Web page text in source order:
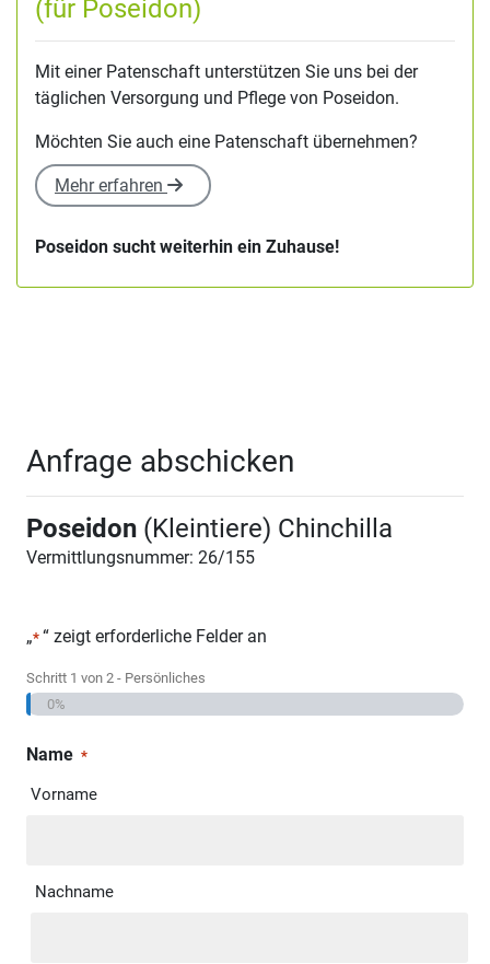
(für Poseidon)
Mit einer Patenschaft unterstützen Sie uns bei der
täglichen Versorgung und Pflege von Poseidon.
Möchten Sie auch eine Patenschaft übernehmen?
Mehr erfahren
Poseidon sucht weiterhin ein Zuhause!
Anfrage abschicken
Poseidon (Kleintiere) Chinchilla
Vermittlungsnummer: 26/155
„* “ zeigt erforderliche Felder an
Schritt 1 von 2 - Persönliches
0%
Name *
Vorname
Nachname